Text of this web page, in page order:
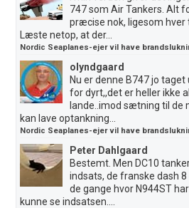
747 som Air Tankers. Alt
præcise nok, ligesom hver
Læste netop, at der...
Nordic Seaplanes-ejer vil have
olyndgaard
Nu er denne B747 jo
for dyrt,,det er heller ikke
lande..imod sætning til de
kan lave optankning...
Nordic Seaplanes-ejer vil have
Peter Dahlgaard
Bestemt. Men DC10
indsats, de franske dash
de gange hvor N944ST
kunne se indsatsen....